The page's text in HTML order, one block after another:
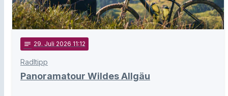
notes 29. Juli 2026 11:12
Radltipp
Panoramatour Wildes Allgäu